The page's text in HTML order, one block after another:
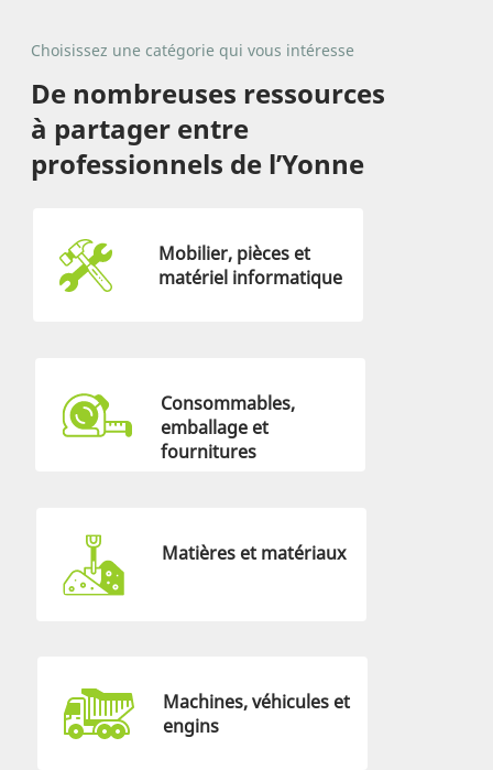
Choisissez une catégorie qui vous intéresse
De nombreuses ressources
à partager entre
professionnels de l’Yonne
Mobilier, pièces et
matériel informatique
Consommables,
emballage et
fournitures
Matières et matériaux
Machines, véhicules et
engins